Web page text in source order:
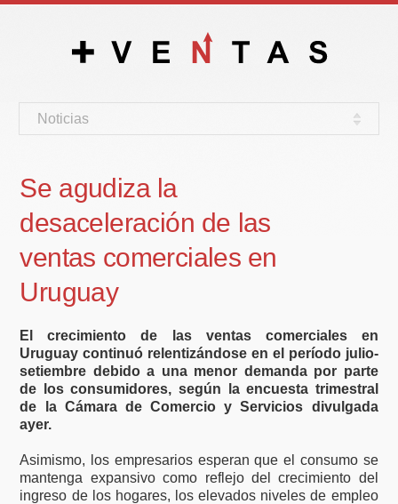
Noticias
Se agudiza la
desaceleración de las
ventas comerciales en
Uruguay
El crecimiento de las ventas comerciales en
Uruguay continuó relentizándose en el período julio-
setiembre debido a una menor demanda por parte
de los consumidores, según la encuesta trimestral
de la Cámara de Comercio y Servicios divulgada
ayer.
Asimismo, los empresarios esperan que el consumo se
mantenga expansivo como reflejo del crecimiento del
ingreso de los hogares, los elevados niveles de empleo